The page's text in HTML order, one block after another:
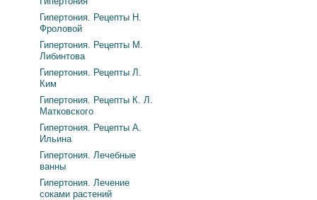
Гипертония. Рецепты Н.
Фроловой
Гипертония. Рецепты М.
Либинтова
Гипертония. Рецепты Л.
Ким
Гипертония. Рецепты К. Л.
Матковского
Гипертония. Рецепты А.
Ильина
Гипертония. Лечебные
ванны
Гипертония. Лечение
соками растений